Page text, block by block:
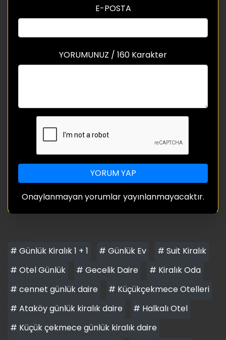
E-POSTA
YORUMUNUZ / 160 Karakter
YORUM YAP
Onaylanmayan yorumlar yayınlanmayacaktır.
# Günlük Kiralık 1 + 1 # Günlük Ev
# Suit Kiralık
# Otel Günlük
# Gecelik Daire
# Kiralık Oda
# cennet günlük daire
# Küçükçekmece Otelleri
# Ataköy günlük kiralık daire
# Halkalı Otel
# Küçük çekmece günlük kiralık daire